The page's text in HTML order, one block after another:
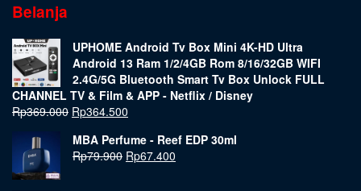
Belanja
UPHOME Android Tv Box Mini 4K-HD Ultra
Android 13 Ram 1/2/4GB Rom 8/16/32GB WIFI
2.4G/5G Bluetooth Smart Tv Box Unlock FULL
CHANNEL TV & Film & APP - Netflix / Disney
Rp369.000 Rp364.500
MBA Perfume - Reef EDP 30ml
Rp79.900 Rp67.400